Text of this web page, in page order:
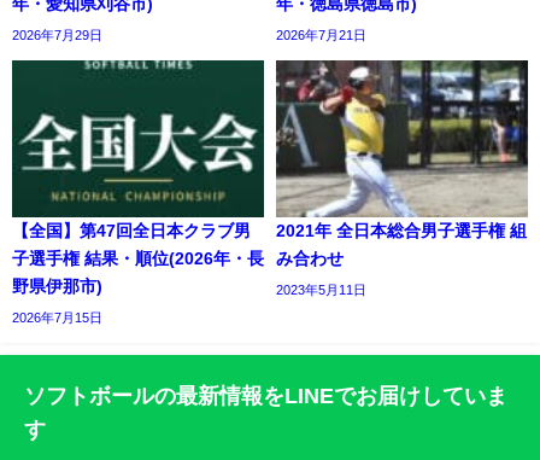
年・愛知県刈谷市)
2026年7月29日
年・徳島県徳島市)
2026年7月21日
【全国】第47回全日本クラブ男
子選手権 結果・順位(2026年・長
野県伊那市)
2026年7月15日
2021年 全日本総合男子選手権 組
み合わせ
2023年5月11日
ソフトボールの最新情報をLINEでお届けしていま
す